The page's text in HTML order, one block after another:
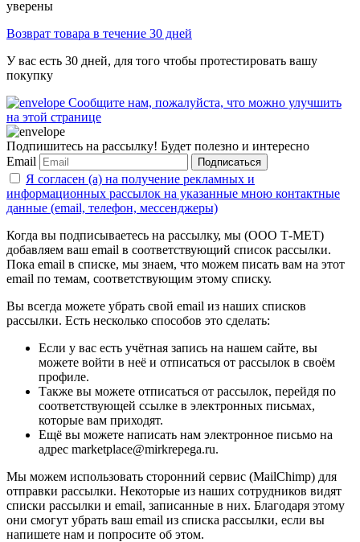
уверены
Возврат товара в течение 30 дней
У вас есть 30 дней, для того чтобы протестировать вашу
покупку
Сообщите нам, пожалуйста, что можно улучшить
на этой странице
Подпишитесь на рассылку! Будет полезно и интересно
Email
Подписаться
Я согласен (а) на получение рекламных и
информационных рассылок на указанные мною контактные
данные (email, телефон, мессенджеры)
Когда вы подписываетесь на рассылку, мы (ООО Т-МЕТ)
добавляем ваш email в соответствующий список рассылки.
Пока email в списке, мы знаем, что можем писать вам на этот
email по темам, соответствующим этому списку.
Вы всегда можете убрать свой email из наших списков
рассылки. Есть несколько способов это сделать:
Если у вас есть учётная запись на нашем сайте, вы
можете войти в неё и отписаться от рассылок в своём
профиле.
Также вы можете отписаться от рассылок, перейдя по
соответствующей ссылке в электронных письмах,
которые вам приходят.
Ещё вы можете написать нам электронное письмо на
адрес marketplace@mirkrepega.ru.
Мы можем использовать сторонний сервис (MailChimp) для
отправки рассылки. Некоторые из наших сотрудников видят
списки рассылки и email, записанные в них. Благодаря этому
они смогут убрать ваш email из списка рассылки, если вы
напишете нам и попросите об этом.